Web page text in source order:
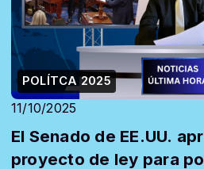
POLÍTCA 2025
11/10/2025
El Senado de EE.UU.
proyecto de ley para